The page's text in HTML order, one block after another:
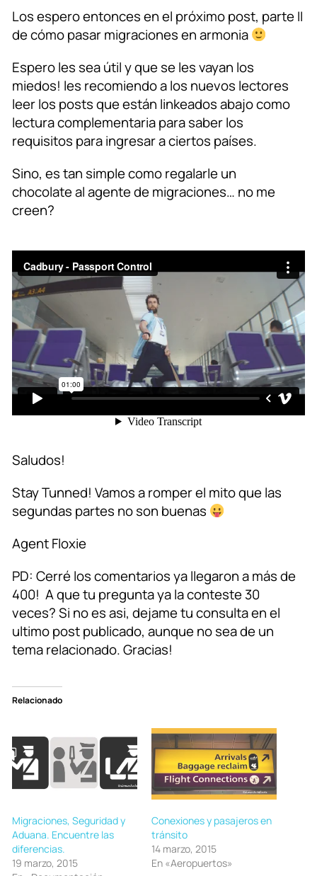
Los espero entonces en el próximo post, parte II
de cómo pasar migraciones en armonia
Espero les sea útil y que se les vayan los
miedos! les recomiendo a los nuevos lectores
leer los posts que están linkeados abajo como
lectura complementaria para saber los
requisitos para ingresar a ciertos países.
Sino, es tan simple como regalarle un
chocolate al agente de migraciones… no me
creen?
Saludos!
Stay Tunned! Vamos a romper el mito que las
segundas partes no son buenas
Agent Floxie
PD: Cerré los comentarios ya llegaron a más de
400! A que tu pregunta ya la conteste 30
veces? Si no es asi, dejame tu consulta en el
ultimo post publicado, aunque no sea de un
tema relacionado. Gracias!
Relacionado
Migraciones, Seguridad y
Aduana. Encuentre las
diferencias.
19 marzo, 2015
Conexiones y pasajeros en
tránsito
14 marzo, 2015
En «Aeropuertos»